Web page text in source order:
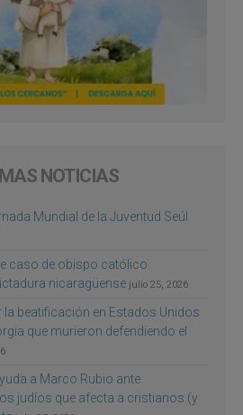
NOTICIAS
Mundial de la Juventud Seúl
caso de obispo católico
nicaragüense julio 25, 2026
la beatificación en Estados Unidos
que murieron defendiendo el
a Marco Rubio ante
judíos que afecta a cristianos (y